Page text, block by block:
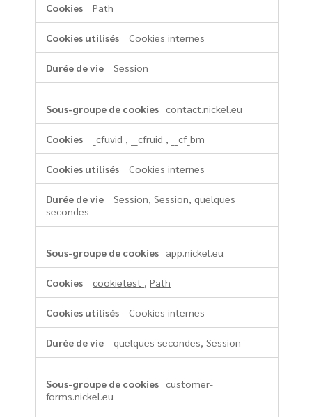
Path
Cookies internes
Session
contact.nickel.eu
_cfuvid , __cfruid , __cf_bm
Cookies internes
Session, Session, quelques
secondes
app.nickel.eu
cookietest ,Path
Cookies internes
quelques secondes, Session
customer-
forms.nickel.eu